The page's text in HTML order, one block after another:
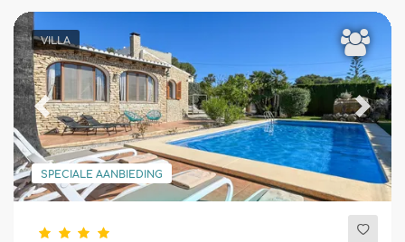
VILLA
SPECIALE AANBIEDING
Previous Next